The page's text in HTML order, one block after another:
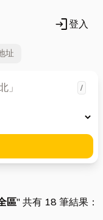
login登入
址
/
區" 共有 18 筆結果：